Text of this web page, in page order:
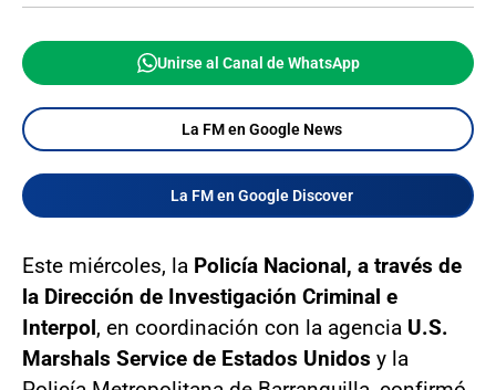
Unirse al Canal de WhatsApp
La FM en Google News
La FM en Google Discover
Este miércoles, la Policía Nacional, a través de
la Dirección de Investigación Criminal e
Interpol, en coordinación con la agencia U.S.
Marshals Service de Estados Unidos y la